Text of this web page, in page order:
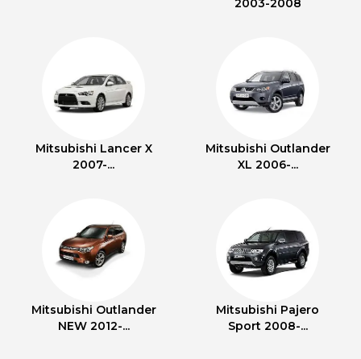
2003-2008
Mitsubishi Lancer X
2007-...
Mitsubishi Outlander
XL 2006-...
Mitsubishi Outlander
NEW 2012-...
Mitsubishi Pajero
Sport 2008-...